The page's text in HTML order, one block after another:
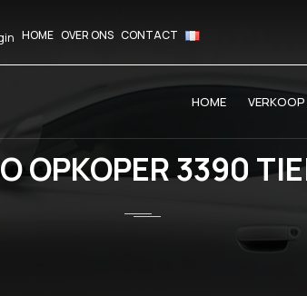
HOME OVER ONS CONTACT
HOME
OPKOPER 3390